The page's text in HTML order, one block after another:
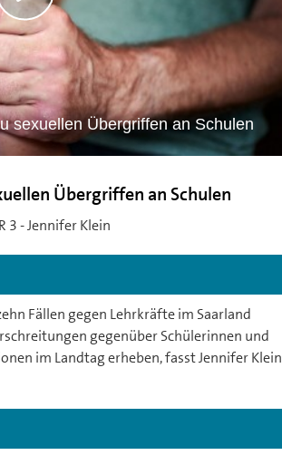
sexuellen Übergriffen an Schulen
Übergriffen an Schulen
3 - Jennifer Klein
Fällen gegen Lehrkräfte im Saarland
gegenüber Schülerinnen und
im Landtag erheben, fasst Jennifer Klein